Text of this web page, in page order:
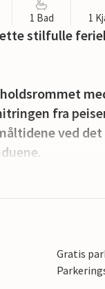
1 Bad 1
stilfulle
fra
ved
mellom huset
Gratis